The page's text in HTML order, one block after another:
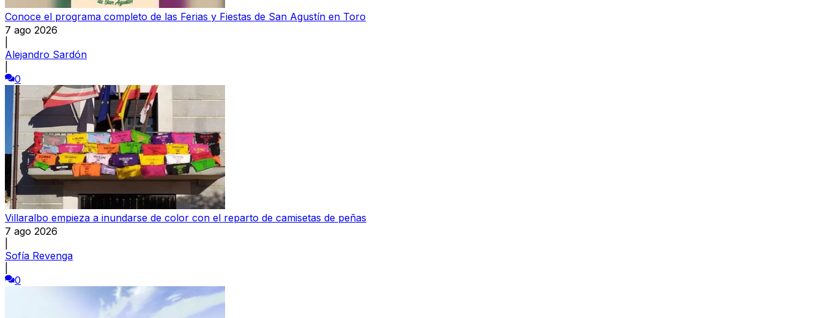
Conoce el programa completo de las Ferias y Fiestas de San Agustín en Toro
7 ago 2026
Alejandro Sardón
0
Villaralbo empieza a inundarse de color con el reparto de camisetas de peñas
7 ago 2026
Sofía Revenga
0